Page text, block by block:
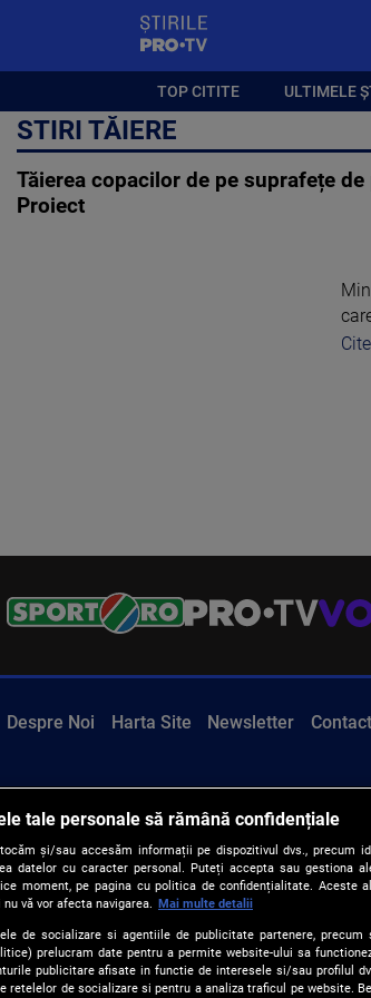
TOP CITITE ULTIMELE
STIRI TĂIERE
Tăierea copacilor de pe suprafețe
Proiect
Despre Noi Harta Site Newsletter Contact
tale personale să rămână confidențiale
și/sau accesăm informații pe dispozitivul dvs., precum
datelor cu caracter personal. Puteți accepta sau gestiona
moment, pe pagina cu politica de confidențialitate. Aceste
vă vor afecta navigarea.
Mai multe detalii
de socializare si agentiile de publicitate partenere, precum
prelucram date pentru a permite website-ului sa
publicitare afisate in functie de interesele si/sau profilul
retelelor de socializare si pentru a analiza traficul pe website.